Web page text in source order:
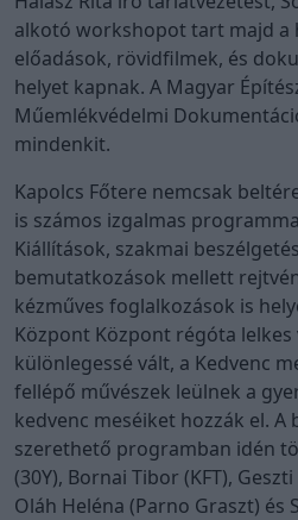
alkotó workshopot tart majd a
előadások, rövidfilmek, és
helyet kapnak. A Magyar
Műemlékvédelmi
mindenkit.
Kapolcs Főtere nemcsak
is számos izgalmas
Kiállítások, szakmai
bemutatkozások mellett
kézműves foglalkozások is
Központ Központ régóta lelkes
különlegessé vált, a Kedvenc
fellépő művészek leülnek a
kedvenc meséiket hozzák el. A
szerethető programban idén
(30Y), Bornai Tibor (KFT),
Oláh Heléna (Parno Graszt) és